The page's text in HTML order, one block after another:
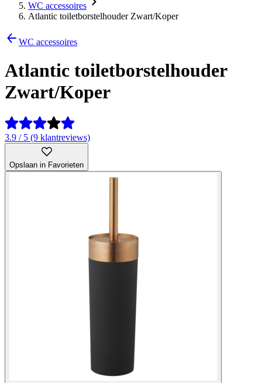
WC accessoires
Atlantic toiletborstelhouder Zwart/Koper
WC accessoires
Atlantic toiletborstelhouder
Zwart/Koper
3.9 / 5 (9 klantreviews)
Opslaan in Favorieten